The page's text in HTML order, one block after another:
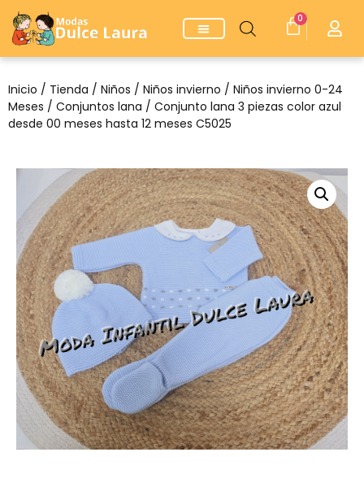
0
Inicio / Tienda / Niños / Niños invierno / Niños invierno 0-24
Meses / Conjuntos lana / Conjunto lana 3 piezas color azul
desde 00 meses hasta 12 meses C5025